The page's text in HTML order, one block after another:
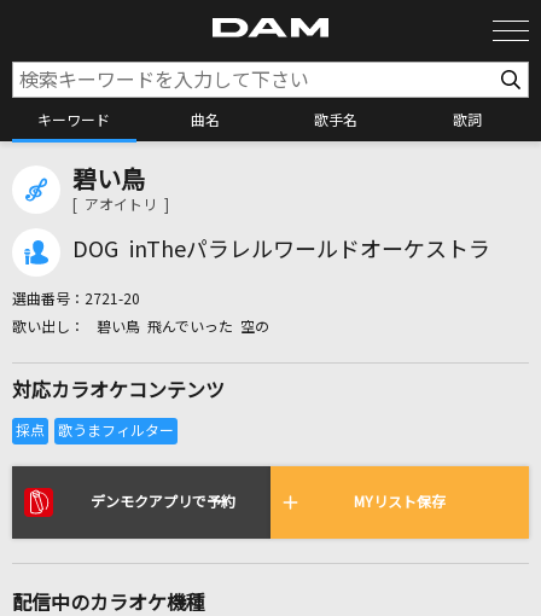
キーワード 曲名 歌手名 歌詞
リアルタイムで歌われている曲の一覧
碧い鳥
[ アオイトリ ]
DOG inTheパラレルワールドオーケストラ
選曲番号： 2721-20
碧い鳥 飛んでいった 空の
対応カラオケコンテンツ
デンモクアプリで予約 MYリスト保存
配信中のカラオケ機種